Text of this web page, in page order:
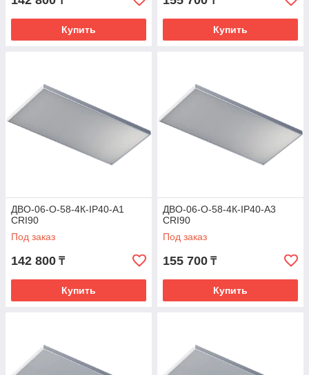
Купить Купить
ДВО-06-О-58-4К-IP40-А1
CRI90
Под заказ
142 800 ₸
Купить
ДВО-06-О-58-4К-IP40-А3
CRI90
Под заказ
155 700 ₸
Купить